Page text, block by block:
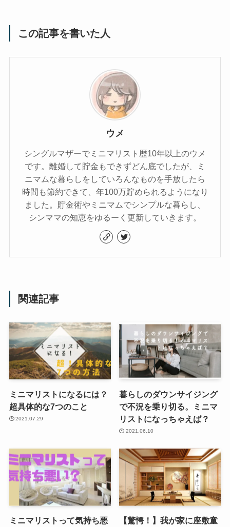
この記事を書いた人
ウメ
シングルマザーでミニマリスト歴10年以上のウメ
です。離婚して貯金もできずどん底でしたが、ミ
ニマムな暮らしをしていろんなものを手放したら
時間も節約できて、年100万貯められるようになり
ました。貯金術やミニマムでシンプルな暮らし、
シンママの知恵をゆるーく更新していきます。
関連記事
ミニマリストになるには？
超具体的な7つのこと
2021.07.29
暮らしのダウンサイジング
で不況を乗り切る。ミニマ
リストになっちゃえば？
2021.06.10
ミニマリストって気持ち悪
【驚愕！】我が家に座敷童